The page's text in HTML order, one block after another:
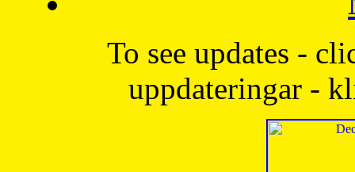
To see updates -
uppdateringar -